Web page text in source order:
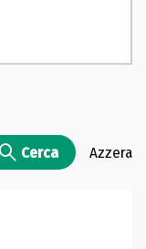
Cerca Azzera